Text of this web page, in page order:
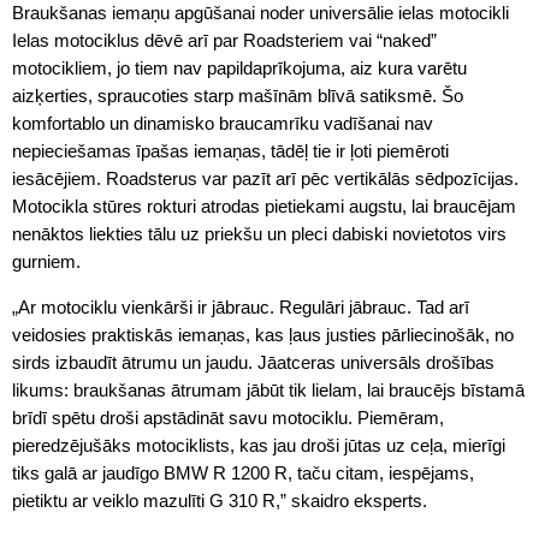
Braukšanas iemaņu apgūšanai noder universālie ielas motocikli
Ielas motociklus dēvē arī par Roadsteriem vai “naked”
motocikliem, jo tiem nav papildaprīkojuma, aiz kura varētu
aizķerties, spraucoties starp mašīnām blīvā satiksmē. Šo
komfortablo un dinamisko braucamrīku vadīšanai nav
nepieciešamas īpašas iemaņas, tādēļ tie ir ļoti piemēroti
iesācējiem. Roadsterus var pazīt arī pēc vertikālās sēdpozīcijas.
Motocikla stūres rokturi atrodas pietiekami augstu, lai braucējam
nenāktos liekties tālu uz priekšu un pleci dabiski novietotos virs
gurniem.
„Ar motociklu vienkārši ir jābrauc. Regulāri jābrauc. Tad arī
veidosies praktiskās iemaņas, kas ļaus justies pārliecinošāk, no
sirds izbaudīt ātrumu un jaudu. Jāatceras universāls drošības
likums: braukšanas ātrumam jābūt tik lielam, lai braucējs bīstamā
brīdī spētu droši apstādināt savu motociklu. Piemēram,
pieredzējušāks motociklists, kas jau droši jūtas uz ceļa, mierīgi
tiks galā ar jaudīgo BMW R 1200 R, taču citam, iespējams,
pietiktu ar veiklo mazulīti G 310 R,” skaidro eksperts.